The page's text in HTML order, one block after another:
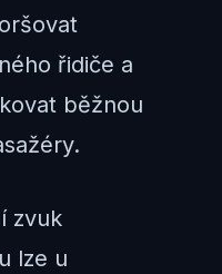
řidiče a
běžnou
zvuk
lze u